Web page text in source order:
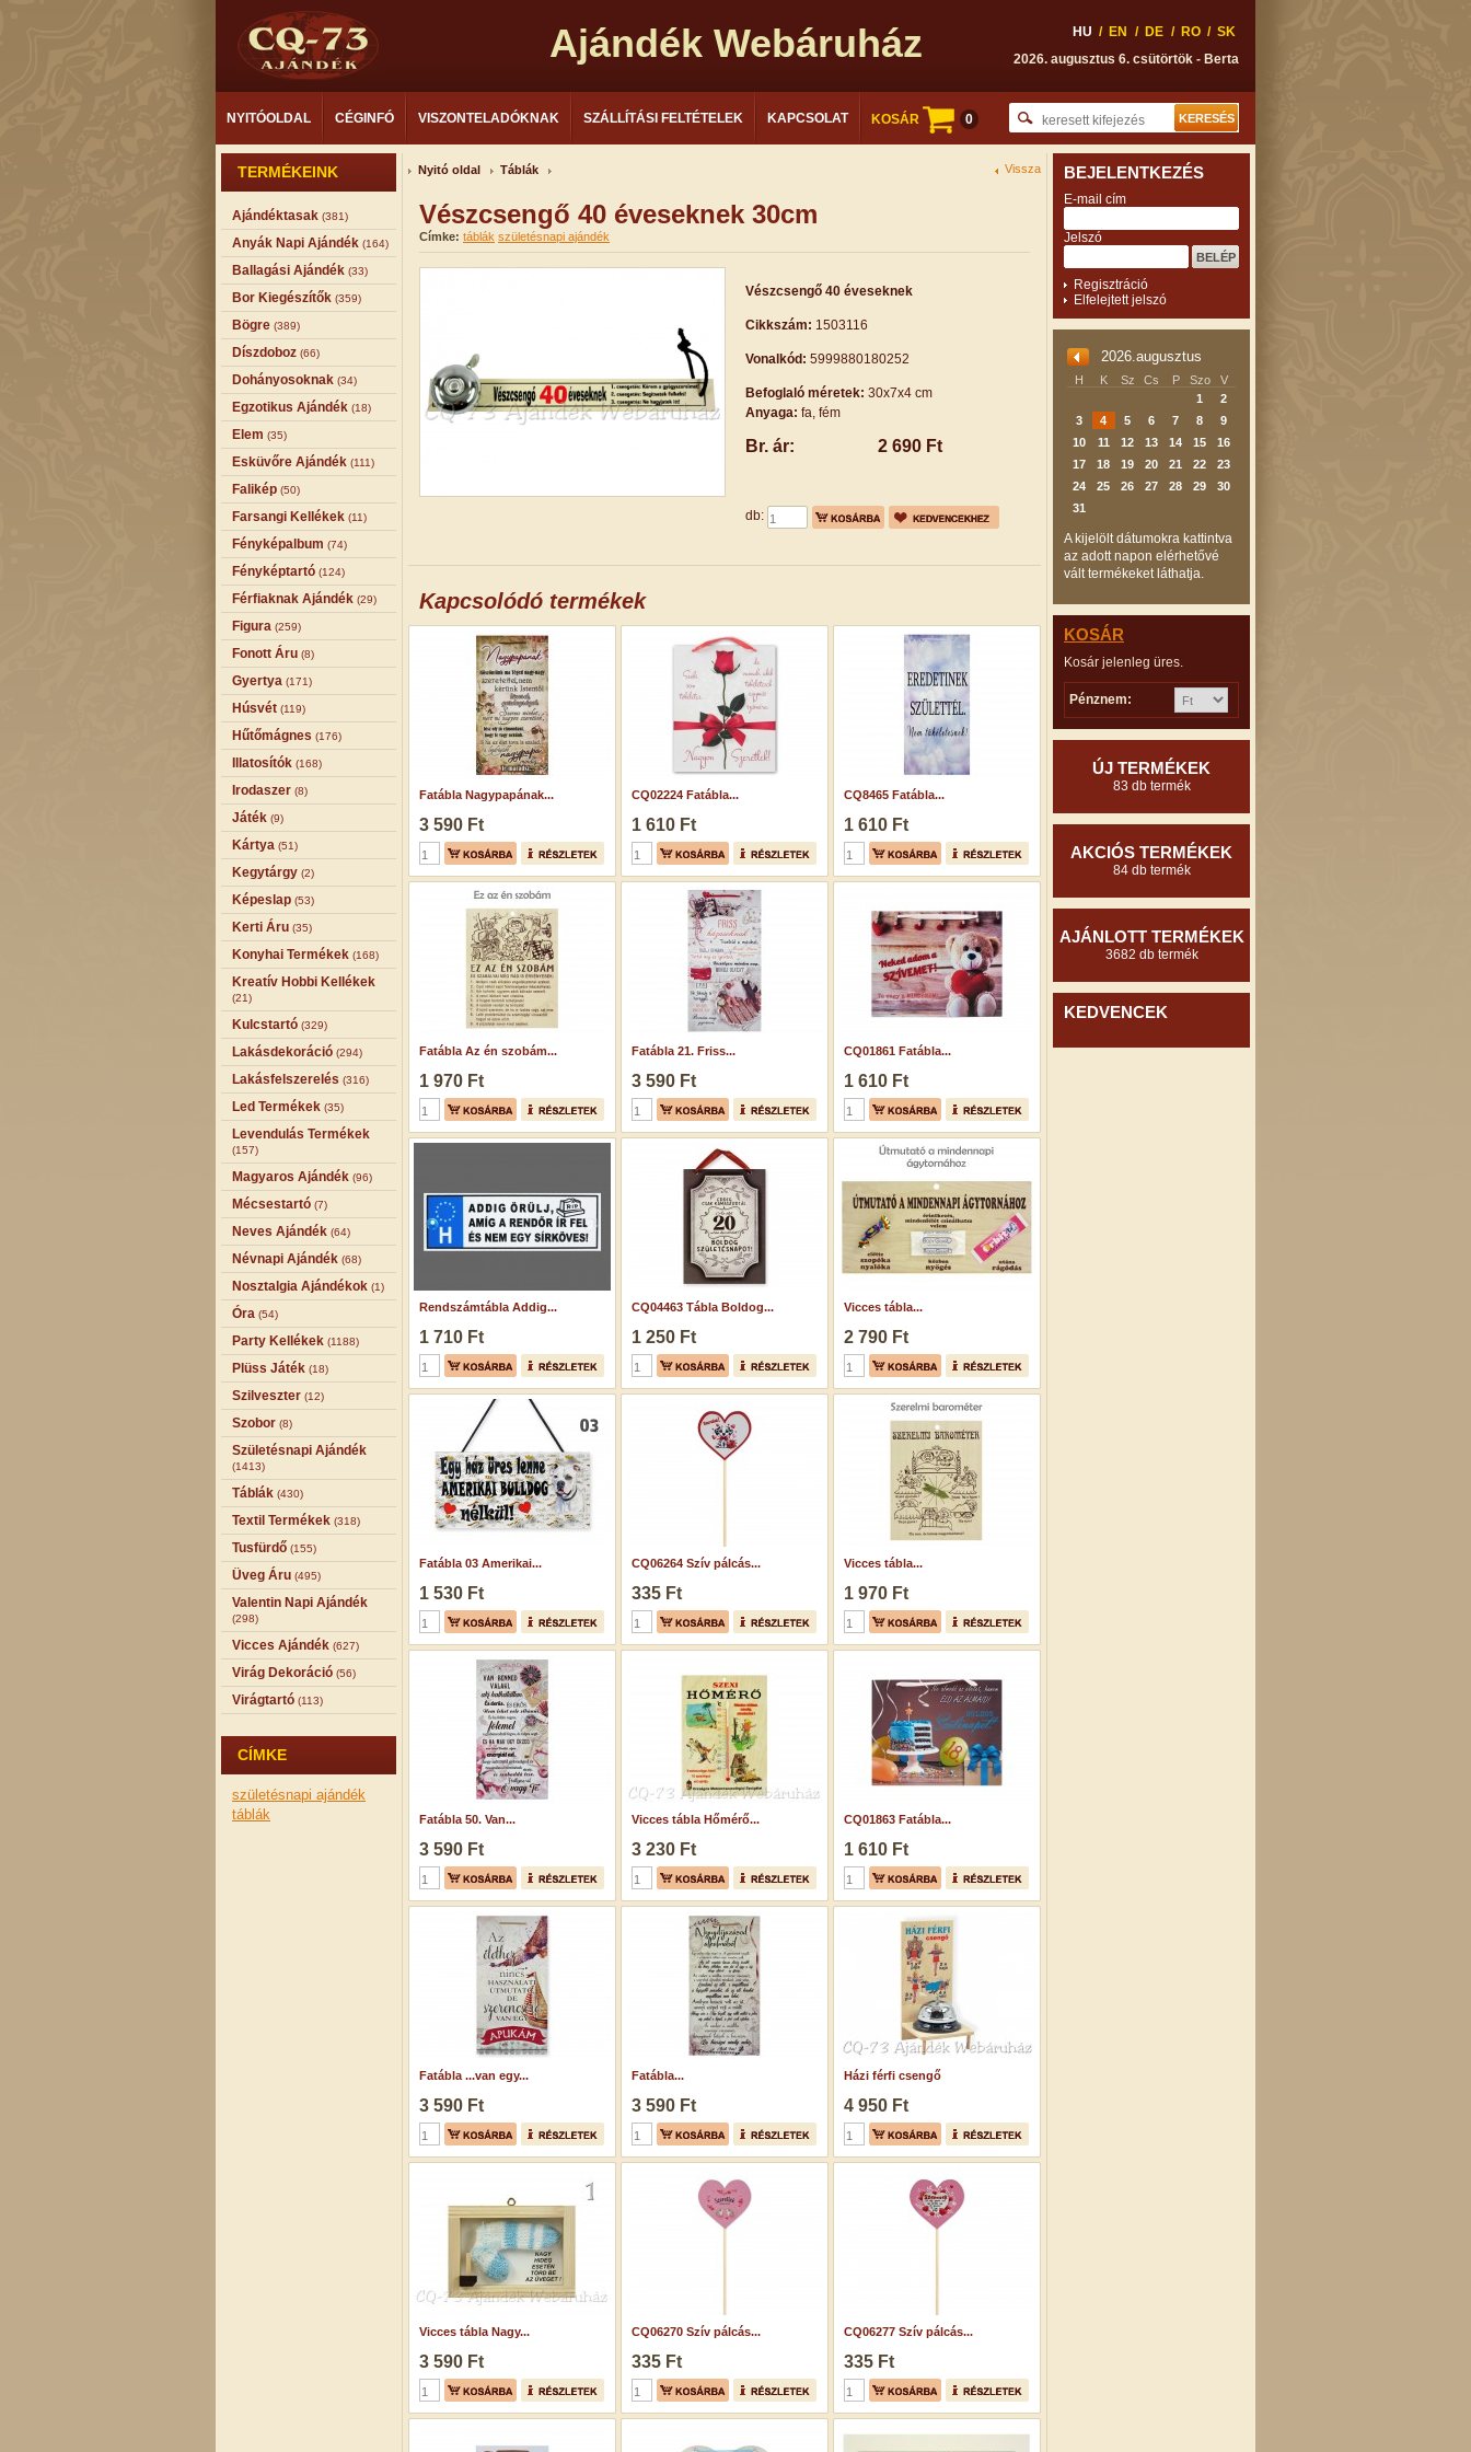
Ajándék Webáruház HU / EN / DE / RO / SK
2026. augusztus 6. csütörtök - Berta
NYITÓOLDAL CÉGINFÓ VISZONTELADÓKNAK SZÁLLÍTÁSI FELTÉTELEK KAPCSOLAT KOSÁR 0
TERMÉKEINK
Ajándéktasak (381)
Anyák Napi Ajándék (164)
Ballagási Ajándék (33)
Bor Kiegészítők (359)
Bögre (389)
Díszdoboz (66)
Dohányosoknak (34)
Egzotikus Ajándék (18)
Elem (35)
Esküvőre Ajándék (111)
Falikép (50)
Farsangi Kellékek (11)
Fényképalbum (74)
Fényképtartó (124)
Férfiaknak Ajándék (29)
Figura (259)
Fonott Áru (8)
Gyertya (171)
Húsvét (119)
Hűtőmágnes (176)
Illatosítók (168)
Irodaszer (8)
Játék (9)
Kártya (51)
Kegytárgy (2)
Képeslap (53)
Kerti Áru (35)
Konyhai Termékek (168)
Kreatív Hobbi Kellékek
(21)
Kulcstartó (329)
Lakásdekoráció (294)
Lakásfelszerelés (316)
Led Termékek (35)
Levendulás Termékek
(157)
Magyaros Ajándék (96)
Mécsestartó (7)
Neves Ajándék (64)
Névnapi Ajándék (68)
Nosztalgia Ajándékok (1)
Óra (54)
Party Kellékek (1188)
Plüss Játék (18)
Szilveszter (12)
Szobor (8)
Születésnapi Ajándék
(1413)
Táblák (430)
Textil Termékek (318)
Tusfürdő (155)
Üveg Áru (495)
Valentin Napi Ajándék
(298)
Vicces Ajándék (627)
Virág Dekoráció (56)
Virágtartó (113)
CÍMKE
születésnapi ajándék
táblák
Nyitó oldal Táblák Vissza
Vészcsengő 40 éveseknek 30cm
Címke: táblák születésnapi ajándék
Vészcsengő 40 éveseknek
Cikkszám: 1503116
Vonalkód: 5999880180252
Befoglaló méretek: 30x7x4 cm
Anyaga: fa, fém
Br. ár: 2 690 Ft
db:
Kapcsolódó termékek
Fatábla Nagypapának...
3 590 Ft
CQ02224 Fatábla...
1 610 Ft
CQ8465 Fatábla...
1 610 Ft
Fatábla Az én szobám...
1 970 Ft
Fatábla 21. Friss...
3 590 Ft
CQ01861 Fatábla...
1 610 Ft
Rendszámtábla Addig...
1 710 Ft
CQ04463 Tábla Boldog...
1 250 Ft
Vicces tábla...
2 790 Ft
Fatábla 03 Amerikai...
1 530 Ft
CQ06264 Szív pálcás...
335 Ft
Vicces tábla...
1 970 Ft
Fatábla 50. Van...
3 590 Ft
Vicces tábla Hőmérő...
3 230 Ft
CQ01863 Fatábla...
1 610 Ft
Fatábla ...van egy...
3 590 Ft
Fatábla...
3 590 Ft
Házi férfi csengő
4 950 Ft
Vicces tábla Nagy...
3 590 Ft
CQ06270 Szív pálcás...
335 Ft
CQ06277 Szív pálcás...
335 Ft
BEJELENTKEZÉS
E-mail cím
Jelszó
Regisztráció
Elfelejtett jelszó
2026.augusztus
H K Sz Cs P Szo
V
1
2
3
4 5 6 7 8
9
10
11 12 13 14 15
16
17
18 19 20 21 22
23
24
25 26 27 28 29
30
31
A kijelölt dátumokra kattintva
az adott napon elérhetővé
vált termékeket láthatja.
KOSÁR
Kosár jelenleg üres.
Pénznem:
ÚJ TERMÉKEK
83 db termék
AKCIÓS TERMÉKEK
84 db termék
AJÁNLOTT TERMÉKEK
3682 db termék
KEDVENCEK